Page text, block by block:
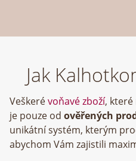
Jak
Veškerévoňavé zboží, které
je pouze od ověřených
unikátní systém, kterým
abychom Vám zajistili